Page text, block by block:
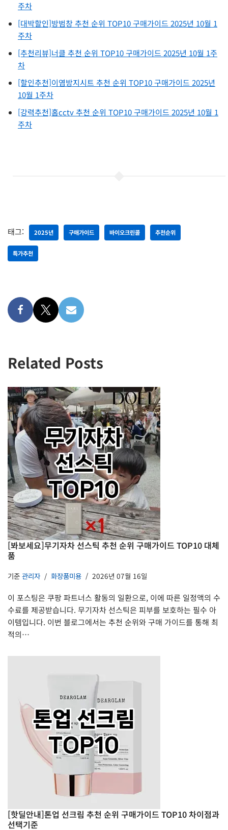
주차
[대박할인]방범창 추천 순위 TOP10 구매가이드 2025년 10월 1
주차
[추천리뷰]너클 추천 순위 TOP10 구매가이드 2025년 10월 1주
차
[할인추천]이염방지시트 추천 순위 TOP10 구매가이드 2025년
10월 1주차
[강력추천]홈cctv 추천 순위 TOP10 구매가이드 2025년 10월 1
주차
태그: 2025년 구매가이드 바이오크린콜 추천순위
특가추천
Related Posts
[봐보세요]무기자차 선스틱 추천 순위 구매가이드 TOP10 대체
품
기준 관리자 화장품미용 2026년 07월 16일
이 포스팅은 쿠팡 파트너스 활동의 일환으로, 이에 따른 일정액의 수
수료를 제공받습니다. 무기자차 선스틱은 피부를 보호하는 필수 아
이템입니다. 이번 블로그에서는 추천 순위와 구매 가이드를 통해 최
적의…
[핫딜안내]톤업 선크림 추천 순위 구매가이드 TOP10 차이점과
선택기준